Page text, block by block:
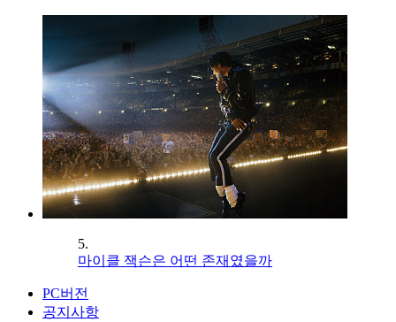
5.
마이클 잭슨은 어떤 존재였을까
PC버전
공지사항